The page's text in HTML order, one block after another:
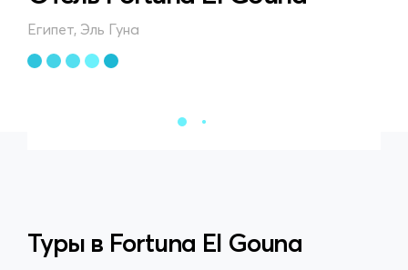
Египет, Эль Гуна
Туры в Fortuna El Gouna